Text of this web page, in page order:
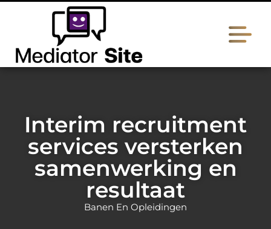
Interim recruitment
services versterken
samenwerking en
resultaat
Banen En Opleidingen